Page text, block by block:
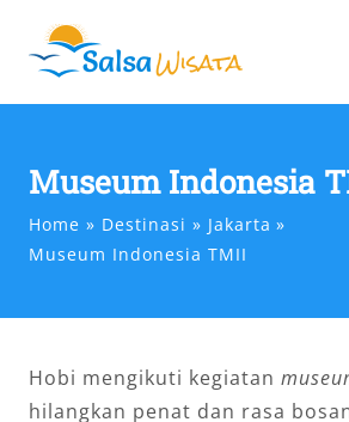
content
Museum Indonesia
Home Destinasi
Jakarta
Museum Indonesia TMII
Hobi mengikuti kegiatan
hilangkan penat dan rasa